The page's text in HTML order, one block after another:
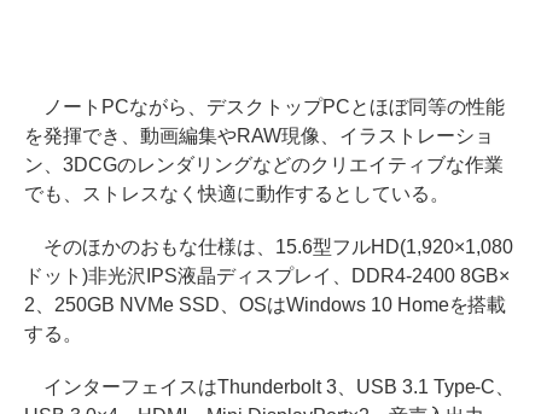
ノートPCながら、デスクトップPCとほぼ同等の性能
を発揮でき、動画編集やRAW現像、イラストレーショ
ン、3DCGのレンダリングなどのクリエイティブな作業
でも、ストレスなく快適に動作するとしている。
そのほかのおもな仕様は、15.6型フルHD(1,920×1,080
ドット)非光沢IPS液晶ディスプレイ、DDR4-2400 8GB×
2、250GB NVMe SSD、OSはWindows 10 Homeを搭載
する。
インターフェイスはThunderbolt 3、USB 3.1 Type-C、